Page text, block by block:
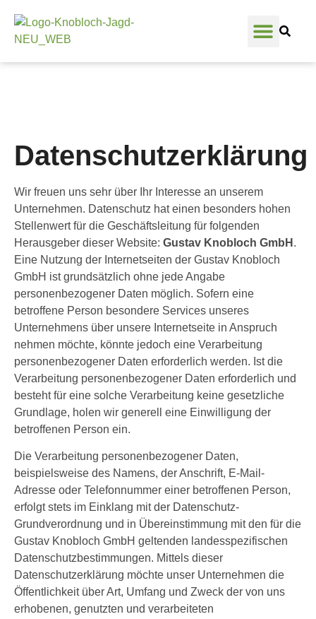
Datenschutzerklärung
Wir freuen uns sehr über Ihr Interesse an unserem
Unternehmen. Datenschutz hat einen besonders hohen
Stellenwert für die Geschäftsleitung für folgenden
Herausgeber dieser Website: Gustav Knobloch GmbH .
Eine Nutzung der Internetseiten der Gustav Knobloch
GmbH ist grundsätzlich ohne jede Angabe
personenbezogener Daten möglich. Sofern eine
betroffene Person besondere Services unseres
Unternehmens über unsere Internetseite in Anspruch
nehmen möchte, könnte jedoch eine Verarbeitung
personenbezogener Daten erforderlich werden. Ist die
Verarbeitung personenbezogener Daten erforderlich und
besteht für eine solche Verarbeitung keine gesetzliche
Grundlage, holen wir generell eine Einwilligung der
betroffenen Person ein.
Die Verarbeitung personenbezogener Daten,
beispielsweise des Namens, der Anschrift, E-Mail-
Adresse oder Telefonnummer einer betroffenen Person,
erfolgt stets im Einklang mit der Datenschutz-
Grundverordnung und in Übereinstimmung mit den für die
Gustav Knobloch GmbH geltenden landesspezifischen
Datenschutzbestimmungen. Mittels dieser
Datenschutzerklärung möchte unser Unternehmen die
Öffentlichkeit über Art, Umfang und Zweck der von uns
erhobenen, genutzten und verarbeiteten